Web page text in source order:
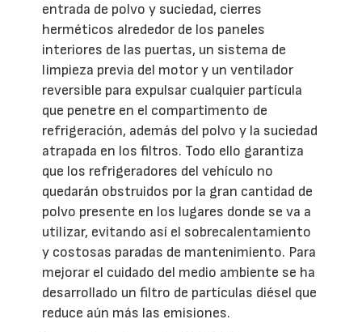
entrada de polvo y suciedad, cierres
herméticos alrededor de los paneles
interiores de las puertas, un sistema de
limpieza previa del motor y un ventilador
reversible para expulsar cualquier partícula
que penetre en el compartimento de
refrigeración, además del polvo y la suciedad
atrapada en los filtros. Todo ello garantiza
que los refrigeradores del vehículo no
quedarán obstruidos por la gran cantidad de
polvo presente en los lugares donde se va a
utilizar, evitando así el sobrecalentamiento
y costosas paradas de mantenimiento. Para
mejorar el cuidado del medio ambiente se ha
desarrollado un filtro de partículas diésel que
reduce aún más las emisiones.